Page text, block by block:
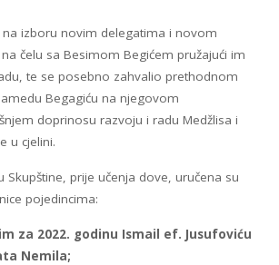
izboru novim delegatima i novom
čelu sa Besimom Begićem pružajući im
te se posebno zahvalio prethodnom
Begagiću na njegovom
doprinosu razvoju i radu Medžlisa i
u cjelini.
Skupštine, prije učenja dove, uručena su
pojedincima:
za 2022. godinu Ismail ef. Jusufoviću
Nemila;